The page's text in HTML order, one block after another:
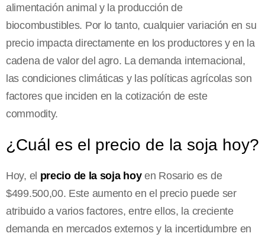
alimentación animal y la producción de
biocombustibles. Por lo tanto, cualquier variación en su
precio impacta directamente en los productores y en la
cadena de valor del agro. La demanda internacional,
las condiciones climáticas y las políticas agrícolas son
factores que inciden en la cotización de este
commodity.
¿Cuál es el precio de la soja hoy?
Hoy, el precio de la soja hoyen Rosario es de
$499.500,00. Este aumento en el precio puede ser
atribuido a varios factores, entre ellos, la creciente
demanda en mercados externos y la incertidumbre en